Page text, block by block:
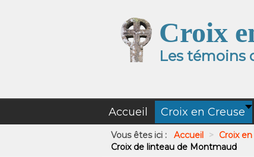
Croix
Les témoins
Accueil Croix en Creuse
Vous êtes ici : Accueil > Croix
Croix de linteau de Montmaud